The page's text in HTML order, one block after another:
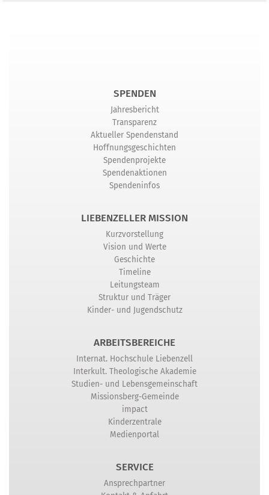
SPENDEN
Jahresbericht
Transparenz
Aktueller Spendenstand
Hoffnungsgeschichten
Spendenprojekte
Spendenaktionen
Spendeninfos
LIEBENZELLER MISSION
Kurzvorstellung
Vision und Werte
Geschichte
Timeline
Leitungsteam
Struktur und Träger
Kinder- und Jugendschutz
ARBEITSBEREICHE
Internat. Hochschule Liebenzell
Interkult. Theologische Akademie
Studien- und Lebensgemeinschaft
Missionsberg-Gemeinde
impact
Kinderzentrale
Medienportal
SERVICE
Ansprechpartner